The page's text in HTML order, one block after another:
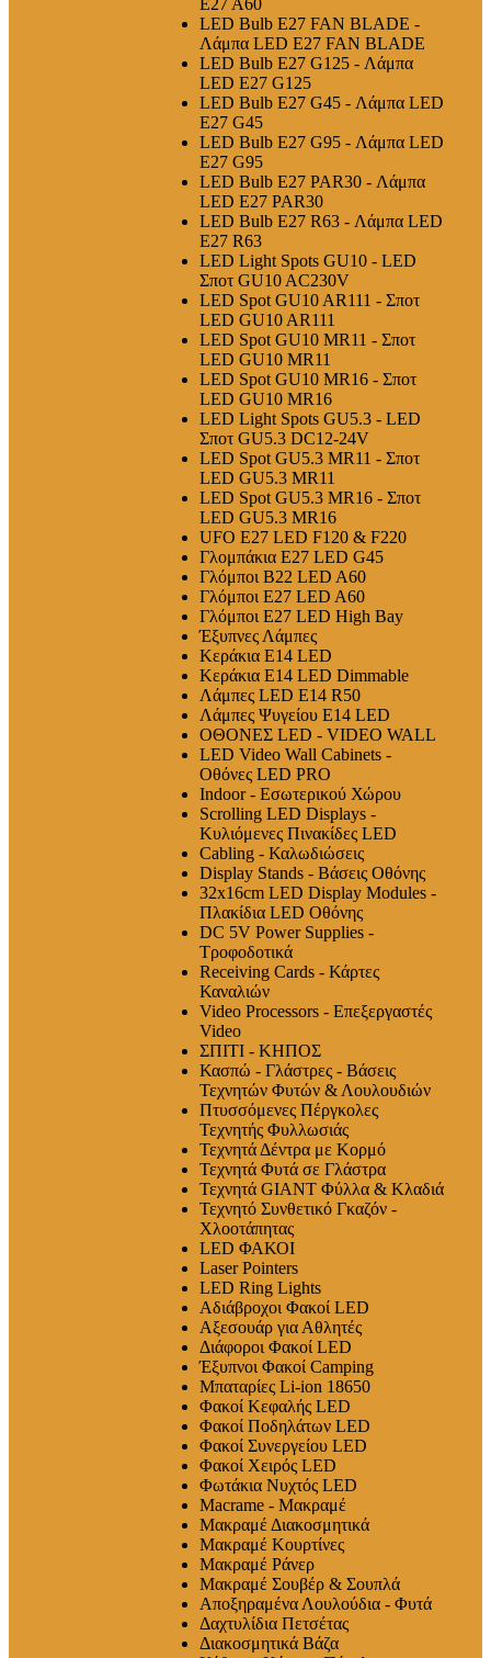
E27 A60
LED Bulb E27 FAN BLADE -
Λάμπα LED E27 FAN BLADE
LED Bulb E27 G125 - Λάμπα
LED E27 G125
LED Bulb E27 G45 - Λάμπα LED
E27 G45
LED Bulb E27 G95 - Λάμπα LED
E27 G95
LED Bulb E27 PAR30 - Λάμπα
LED E27 PAR30
LED Bulb E27 R63 - Λάμπα LED
E27 R63
LED Light Spots GU10 - LED
Σποτ GU10 AC230V
LED Spot GU10 AR111 - Σποτ
LED GU10 AR111
LED Spot GU10 MR11 - Σποτ
LED GU10 MR11
LED Spot GU10 MR16 - Σποτ
LED GU10 MR16
LED Light Spots GU5.3 - LED
Σποτ GU5.3 DC12-24V
LED Spot GU5.3 MR11 - Σποτ
LED GU5.3 MR11
LED Spot GU5.3 MR16 - Σποτ
LED GU5.3 MR16
UFO E27 LED F120 & F220
Γλομπάκια E27 LED G45
Γλόμποι B22 LED A60
Γλόμποι E27 LED A60
Γλόμποι E27 LED High Bay
Έξυπνες Λάμπες
Κεράκια E14 LED
Κεράκια E14 LED Dimmable
Λάμπες LED E14 R50
Λάμπες Ψυγείου E14 LED
ΟΘΟΝΕΣ LED - VIDEO WALL
LED Video Wall Cabinets -
Οθόνες LED PRO
Indoor - Εσωτερικού Χώρου
Scrolling LED Displays -
Κυλιόμενες Πινακίδες LED
Cabling - Καλωδιώσεις
Display Stands - Βάσεις Οθόνης
32x16cm LED Display Modules -
Πλακίδια LED Οθόνης
DC 5V Power Supplies -
Τροφοδοτικά
Receiving Cards - Κάρτες
Καναλιών
Video Processors - Επεξεργαστές
Video
ΣΠΙΤΙ - ΚΗΠΟΣ
Κασπώ - Γλάστρες - Βάσεις
Τεχνητών Φυτών & Λουλουδιών
Πτυσσόμενες Πέργκολες
Τεχνητής Φυλλωσιάς
Τεχνητά Δέντρα με Κορμό
Τεχνητά Φυτά σε Γλάστρα
Τεχνητά GIANT Φύλλα & Κλαδιά
Τεχνητό Συνθετικό Γκαζόν -
Χλοοτάπητας
LED ΦΑΚΟΙ
Laser Pointers
LED Ring Lights
Αδιάβροχοι Φακοί LED
Αξεσουάρ για Αθλητές
Διάφοροι Φακοί LED
Έξυπνοι Φακοί Camping
Μπαταρίες Li-ion 18650
Φακοί Κεφαλής LED
Φακοί Ποδηλάτων LED
Φακοί Συνεργείου LED
Φακοί Χειρός LED
Φωτάκια Νυχτός LED
Macrame - Μακραμέ
Μακραμέ Διακοσμητικά
Μακραμέ Κουρτίνες
Μακραμέ Ράνερ
Μακραμέ Σουβέρ & Σουπλά
Αποξηραμένα Λουλούδια - Φυτά
Δαχτυλίδια Πετσέτας
Διακοσμητικά Βάζα